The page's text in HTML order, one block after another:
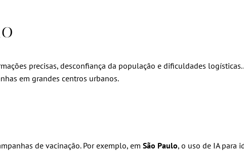
precisas, desconfiança da população e dificuldades
em grandes centros urbanos.
de vacinação. Por exemplo, em São Paulo, o uso de IA para